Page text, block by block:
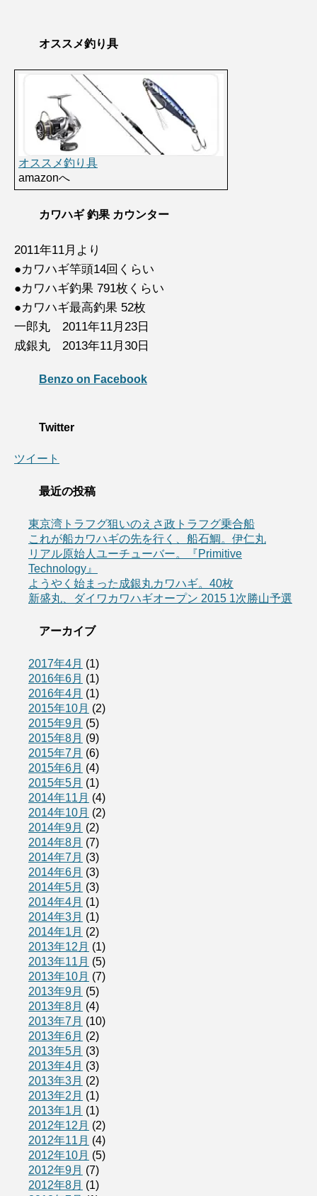
オススメ釣り具
オススメ釣り具
amazonへ
カワハギ 釣果 カウンター
2011年11月より
●カワハギ竿頭14回くらい
●カワハギ釣果 791枚くらい
●カワハギ最高釣果 52枚
一郎丸 2011年11月23日
成銀丸 2013年11月30日
Benzo on Facebook
Twitter
ツイート
最近の投稿
東京湾トラフグ狙いのえさ政トラフグ乗合船
これが船カワハギの先を行く、船石鯛。伊仁丸
リアル原始人ユーチューバー。『Primitive
Technology』
ようやく始まった成銀丸カワハギ。40枚
新盛丸、ダイワカワハギオープン 2015 1次勝山予選
アーカイブ
2017年4月 (1)
2016年6月 (1)
2016年4月 (1)
2015年10月 (2)
2015年9月 (5)
2015年8月 (9)
2015年7月 (6)
2015年6月 (4)
2015年5月 (1)
2014年11月 (4)
2014年10月 (2)
2014年9月 (2)
2014年8月 (7)
2014年7月 (3)
2014年6月 (3)
2014年5月 (3)
2014年4月 (1)
2014年3月 (1)
2014年1月 (2)
2013年12月 (1)
2013年11月 (5)
2013年10月 (7)
2013年9月 (5)
2013年8月 (4)
2013年7月 (10)
2013年6月 (2)
2013年5月 (3)
2013年4月 (3)
2013年3月 (2)
2013年2月 (1)
2013年1月 (1)
2012年12月 (2)
2012年11月 (4)
2012年10月 (5)
2012年9月 (7)
2012年8月 (1)